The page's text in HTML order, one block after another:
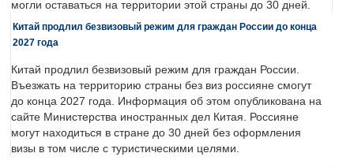
могли оставаться на территории этой страны до 30 дней.
Китай продлил безвизовый режим для граждан России до конца
2027 года
Китай продлил безвизовый режим для граждан России.
Въезжать на территорию страны без виз россияне смогут
до конца 2027 года. Информация об этом опубликована на
сайте Министерства иностранных дел Китая. Россияне
могут находиться в стране до 30 дней без оформления
визы в том числе с туристическими целями.